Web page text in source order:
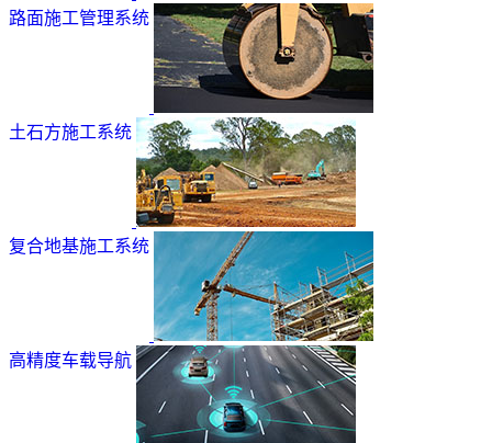
路面施工管理系统
土石方施工系统
复合地基施工系统
高精度车载导航